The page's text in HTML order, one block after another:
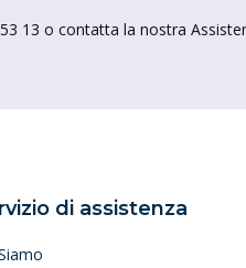
13 o contatta la nostra
di assistenza